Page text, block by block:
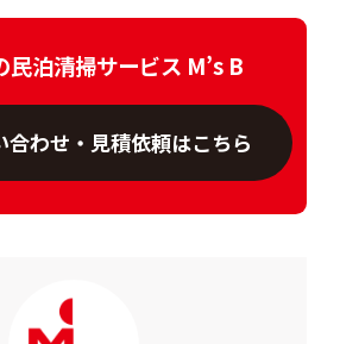
民泊清掃サービス M’s B
合わせ・見積依頼はこちら